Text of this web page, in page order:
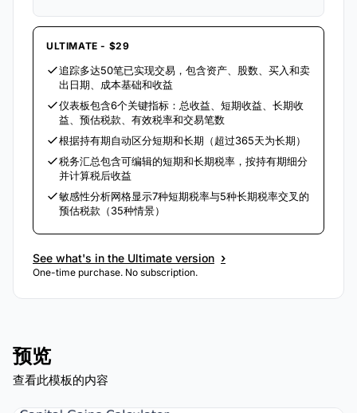
ULTIMATE - $29
追踪多达50笔已实现交易，包含资产、股数、买入和卖
出日期、成本基础和收益
仪表板包含6个关键指标：总收益、短期收益、长期收
益、预估税款、有效税率和交易笔数
根据持有期自动区分短期和长期（超过365天为长期）
税务汇总包含可编辑的短期和长期税率，按持有期细分
并计算税后收益
敏感性分析网格显示7种短期税率与5种长期税率交叉的
预估税款（35种情景）
See what's in the Ultimate version ›
One-time purchase. No subscription.
预览
查看此模板的内容